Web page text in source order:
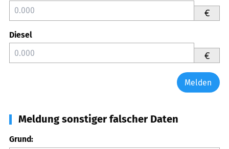
€
Diesel
€
Melden
Meldung sonstiger falscher Daten
Grund: